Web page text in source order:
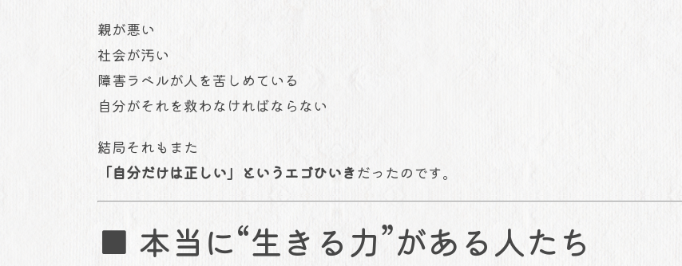
親が悪い
社会が汚い
障害ラベルが人を苦しめている
自分がそれを救わなければならない
結局それもまた
「自分だけは正しい」というエゴひいきだったのです。
■ 本当に“生きる力”がある人たち